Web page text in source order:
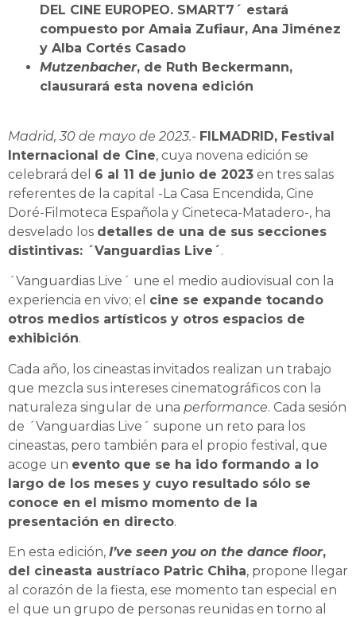
DEL CINE EUROPEO. SMART7´ estará
compuesto por Amaia Zufiaur, Ana Jiménez
y Alba Cortés Casado
Mutzenbacher, de Ruth Beckermann,
clausurará esta novena edición
Madrid, 30 de mayo de 2023.- FILMADRID, Festival
Internacional de Cine, cuya novena edición se
celebrará del 6 al 11 de junio de 2023 en tres salas
referentes de la capital -La Casa Encendida, Cine
Doré-Filmoteca Española y Cineteca-Matadero-, ha
desvelado los detalles de una de sus secciones
distintivas: ´Vanguardias Live´.
´Vanguardias Live´ une el medio audiovisual con la
experiencia en vivo; el cine se expande tocando
otros medios artísticos y otros espacios de
exhibición.
Cada año, los cineastas invitados realizan un trabajo
que mezcla sus intereses cinematográficos con la
naturaleza singular de una performance. Cada sesión
de ´Vanguardias Live´ supone un reto para los
cineastas, pero también para el propio festival, que
acoge un evento que se ha ido formando a lo
largo de los meses y cuyo resultado sólo se
conoce en el mismo momento de la
presentación en directo.
En esta edición, I’ve seen you on the dance floor,
del cineasta austríaco Patric Chiha, propone llegar
al corazón de la fiesta, ese momento tan especial en
el que un grupo de personas reunidas en torno al